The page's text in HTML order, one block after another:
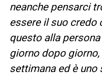
neanche pensarci
essere il suo credo
questo alla
giorno dopo
settimana ed è uno